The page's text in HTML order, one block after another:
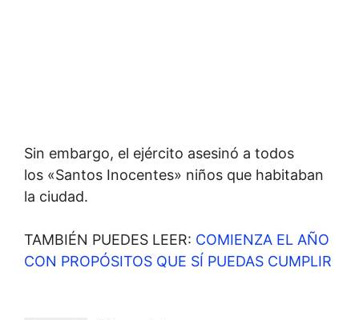
Sin embargo, el ejército asesinó a todos
los «Santos Inocentes» niños que habitaban
la ciudad.
TAMBIÉN PUEDES LEER: COMIENZA EL AÑO
CON PROPÓSITOS QUE SÍ PUEDAS CUMPLIR